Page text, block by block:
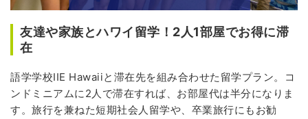
友達や家族とハワイ留学！2人1部屋でお得に滞
在
語学学校IIE Hawaiiと滞在先を組み合わせた留学プラン。コ
ンドミニアムに2人で滞在すれば、お部屋代は半分になりま
す。旅行を兼ねた短期社会人留学や、卒業旅行にもお勧